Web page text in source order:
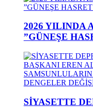
2026 YILINDA
”GÜNEŞE
SİYASETTE